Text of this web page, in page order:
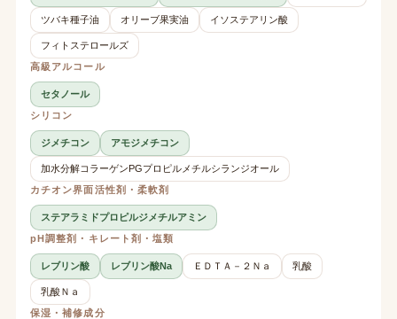
ツバキ種子油 オリーブ果実油 イソステアリン酸
フィトステロールズ
高級アルコール
セタノール
シリコン
ジメチコン アモジメチコン
加水分解コラーゲンPGプロピルメチルシランジオール
カチオン界面活性剤・柔軟剤
ステアラミドプロピルジメチルアミン
pH調整剤・キレート剤・塩類
レブリン酸 レブリン酸Na ＥＤＴＡ－２Ｎａ 乳酸
乳酸Ｎａ
保湿・補修成分